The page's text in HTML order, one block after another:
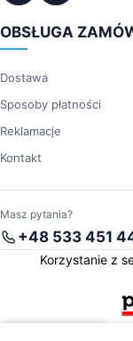
OBSŁUGA
Dostawa
Sposoby płatności
Reklamacje
Kontakt
Masz pytania?
+48 533 451
Korzystanie z